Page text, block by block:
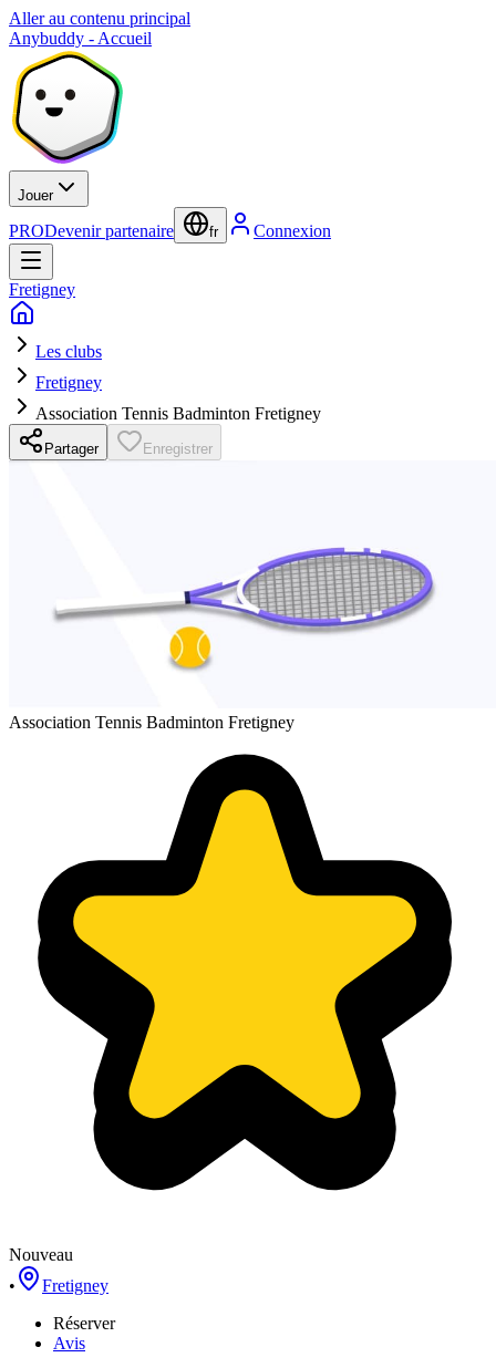
Aller au contenu principal
Anybuddy - Accueil
Jouer
PRODevenir partenaire fr Connexion
Fretigney
Les clubs
Fretigney
Association Tennis Badminton Fretigney
Partager Enregistrer
Association Tennis Badminton Fretigney
Nouveau
•
Fretigney
Réserver
Avis